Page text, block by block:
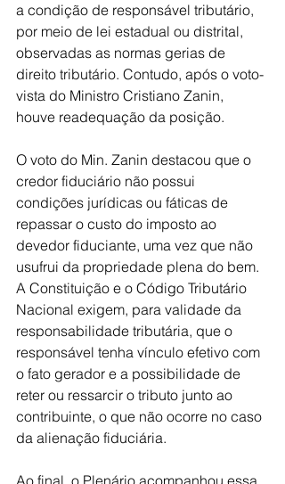
a condição de responsável tributário,
por meio de lei estadual ou distrital,
observadas as normas gerias de
direito tributário. Contudo, após o voto-
vista do Ministro Cristiano Zanin,
houve readequação da posição.
O voto do Min. Zanin destacou que o
credor fiduciário não possui
condições jurídicas ou fáticas de
repassar o custo do imposto ao
devedor fiduciante, uma vez que não
usufrui da propriedade plena do bem.
A Constituição e o Código Tributário
Nacional exigem, para validade da
responsabilidade tributária, que o
responsável tenha vínculo efetivo com
o fato gerador e a possibilidade de
reter ou ressarcir o tributo junto ao
contribuinte, o que não ocorre no caso
da alienação fiduciária.
Ao final, o Plenário acompanhou essa